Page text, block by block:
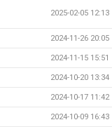
2025-02-05 12:13
2024-11-26 20:05
2024-11-15 15:51
2024-10-20 13:34
2024-10-17 11:42
2024-10-09 16:43